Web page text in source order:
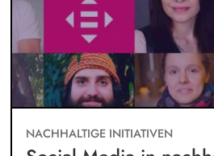
NACHHALTIGE INITIATIVEN